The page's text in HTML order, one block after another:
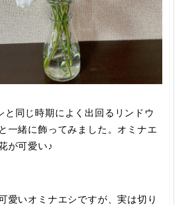
と同じ時期によく出回るリンドウ
一緒に飾ってみました。オミナエ
が可愛い♪
愛いオミナエシですが、実は切り